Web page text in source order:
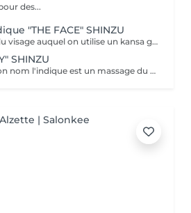
des...
"THE FACE" SHINZU
Massage ayurvédique du visage auquel on utilise un kansa guérisseur de L'Inde. Celui-ci permet de rééquilibrer les énergies au corps, agit sur des points d'acupression pour améliorer la circulation, détendre les muscles, drainer, anti-stresse et raffermir l'ovale du visage. Résultats: *Détente *Peau lumineuse *Amélioration du tonus musculaire *Diminution des tensions faciales *Améliore les maux de tête *Anti-stress *Draine
SHINZU
"THE BODY" comme son nom l'indique est un massage du corps complet. (Cuir chevelu compris) Pratiqué à l'aide de KANSAS rugueux (métal guérisseur de l'inde) Voici ce que ce massage vous apportera: *Une meilleur oxygénation et circulation du sang *Il réactivera vos capacités, concentration et clarté mentale *Il améliorera vos défenses immunitaires *Il détoxifiera votre corps (drainage) *Il aidera à la régulation du sommeil *Il soulagera les tensions de la vie quotidienne *Il rééquilibrera vos énergies